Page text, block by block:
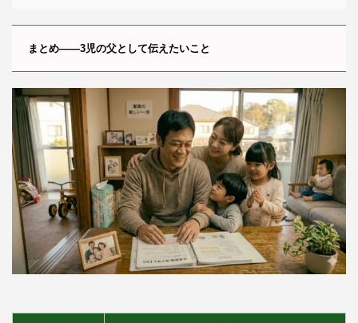
まとめ——3児の父として伝えたいこと